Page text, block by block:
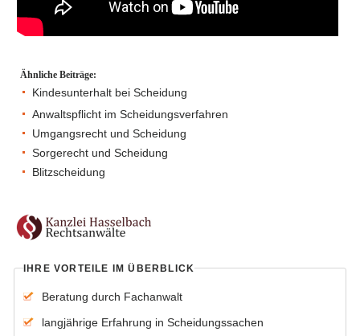
Ähnliche Beiträge:
Kindesunterhalt bei Scheidung
Anwaltspflicht im Scheidungsverfahren
Umgangsrecht und Scheidung
Sorgerecht und Scheidung
Blitzscheidung
IHRE VORTEILE IM ÜBERBLICK
Beratung durch Fachanwalt
langjährige Erfahrung in Scheidungssachen